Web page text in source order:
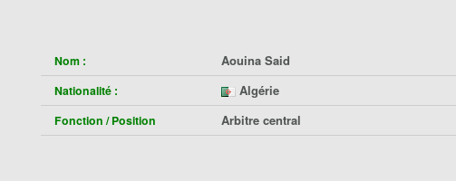
Nom : Aouina Said
Nationalité : Algérie
Fonction / Position Arbitre central